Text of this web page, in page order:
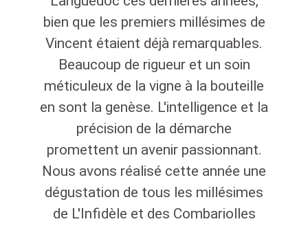
bien que les premiers millésimes de
Vincent étaient déjà remarquables.
Beaucoup de rigueur et un soin
méticuleux de la vigne à la bouteille
en sont la genèse. L'intelligence et la
précision de la démarche
promettent un avenir passionnant.
Nous avons réalisé cette année une
dégustation de tous les millésimes
de L'Infidèle et des Combariolles